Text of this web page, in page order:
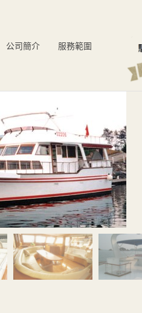
公司簡介 服務範圍